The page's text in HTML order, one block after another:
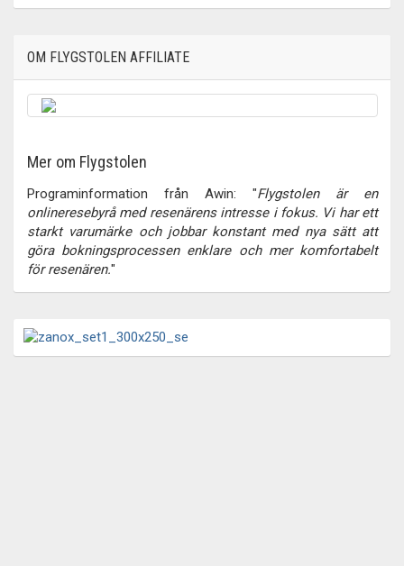
OM FLYGSTOLEN AFFILIATE
Mer om Flygstolen
Programinformation från Awin: "Flygstolen är en
onlineresebyrå med resenärens intresse i fokus. Vi har ett
starkt varumärke och jobbar konstant med nya sätt att
göra bokningsprocessen enklare och mer komfortabelt
för resenären."